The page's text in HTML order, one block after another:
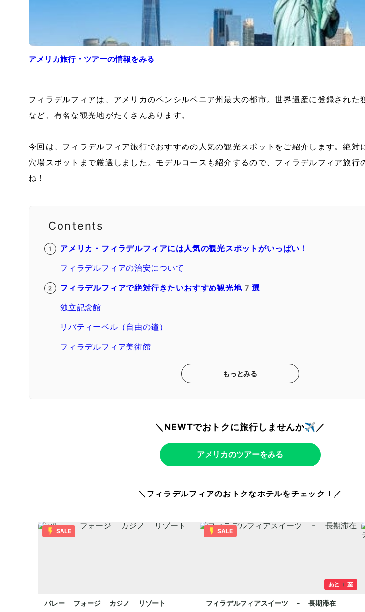
アメリカ旅行・ツアーの情報をみる
フィラデルフィアは、アメリカのペンシルベニア州最大の都市。世界遺産に登録された
など、有名な観光地がたくさんあります。
今回は、フィラデルフィア旅行でおすすめの人気の観光スポットをご紹介します。絶対
穴場スポットまで厳選しました。モデルコースも紹介するので、フィラデルフィア旅行
ね！
Contents
アメリカ・フィラデルフィアには人気の観光スポットがいっぱい！
フィラデルフィアの治安について
フィラデルフィアで絶対行きたいおすすめ観光地7選
独立記念館
リバティーベル（自由の鐘）
フィラデルフィア美術館
もっとみる
＼NEWTでおトクに旅行しませんか✈️／
アメリカのツアーをみる
＼フィラデルフィアのおトクなホテルをチェック！／